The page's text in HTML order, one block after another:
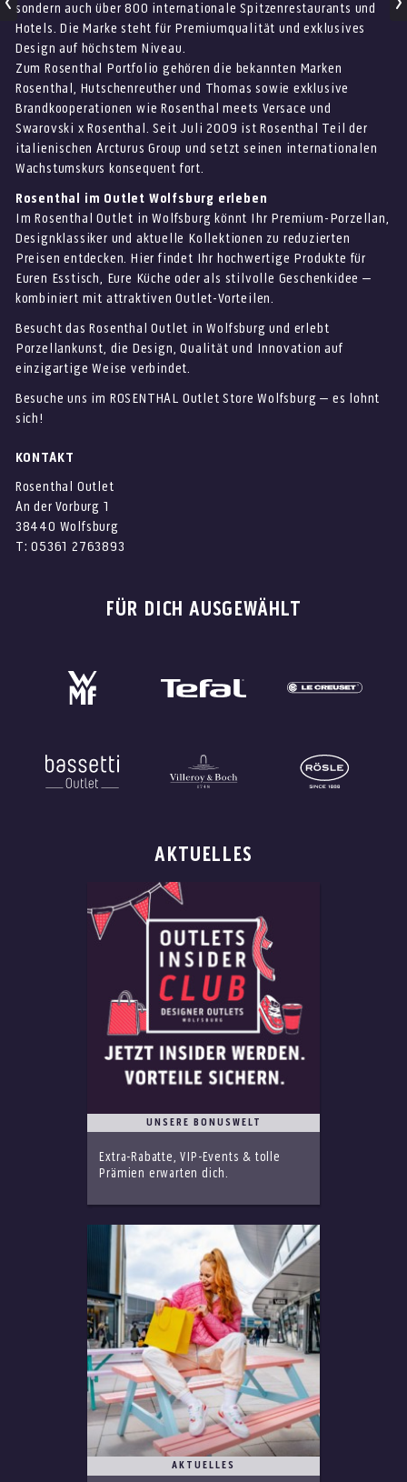
sondern auch über 800 internationale Spitzenrestaurants und
Hotels. Die Marke steht für Premiumqualität und exklusives
Design auf höchstem Niveau.
Zum Rosenthal Portfolio gehören die bekannten Marken
Rosenthal, Hutschenreuther und Thomas sowie exklusive
Brandkooperationen wie Rosenthal meets Versace und
Swarovski x Rosenthal. Seit Juli 2009 ist Rosenthal Teil der
italienischen Arcturus Group und setzt seinen internationalen
Wachstumskurs konsequent fort.
Rosenthal im Outlet Wolfsburg erleben
Im Rosenthal Outlet in Wolfsburg könnt Ihr Premium-Porzellan,
Designklassiker und aktuelle Kollektionen zu reduzierten
Preisen entdecken. Hier findet Ihr hochwertige Produkte für
Euren Esstisch, Eure Küche oder als stilvolle Geschenkidee –
kombiniert mit attraktiven Outlet-Vorteilen.
Besucht das Rosenthal Outlet in Wolfsburg und erlebt
Porzellankunst, die Design, Qualität und Innovation auf
einzigartige Weise verbindet.
Besuche uns im ROSENTHAL Outlet Store Wolfsburg – es lohnt
sich!
KONTAKT
Rosenthal Outlet
An der Vorburg 1
38440 Wolfsburg
T: 05361 2763893
FÜR DICH AUSGEWÄHLT
AKTUELLES
UNSERE BONUSWELT
Extra-Rabatte, VIP-Events & tolle
Prämien erwarten dich.
AKTUELLES